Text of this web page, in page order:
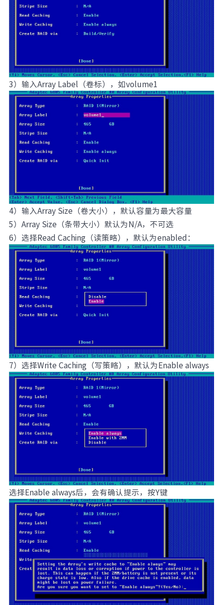
3）输入Array Label（卷标），如volume1
4）输入Array Size（卷大小），默认容量为最大容量
5）Array Size（条带大小）默认为N/A，不可选
6）选择Read Caching（读策略），默认为enabled：
7）选择Write Caching（写策略），默认为Enable always
选择Enable always后，会有确认提示，按Y键